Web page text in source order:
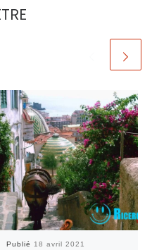
Publié 18 avril 2021